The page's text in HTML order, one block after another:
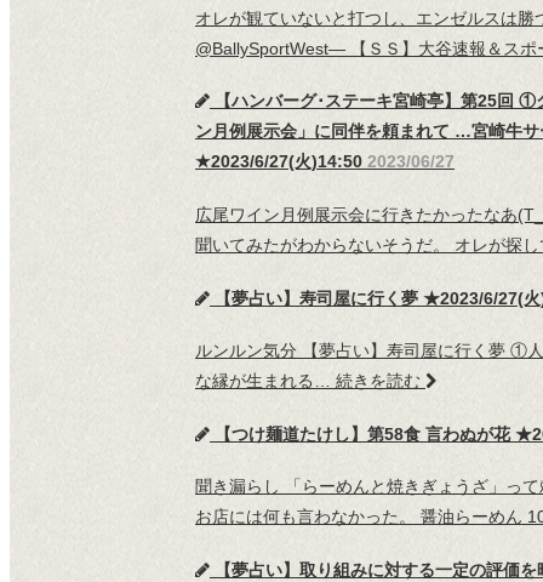
オレが観ていないと打つし、エンゼルスは
@BallySportWest— 【ＳＳ】大谷速報＆ス
【ハンバーグ･ステーキ宮崎亭】第25回
ン月例展示会」に同伴を頼まれて …宮崎牛
★2023/6/27(火)14:50 2023/06/27
広尾ワイン月例展示会に行きたかったなあ
聞いてみたがわからないそうだ。 オレが探
【夢占い】寿司屋に行く夢 ★2023/6/27(
ルンルン気分 【夢占い】寿司屋に行く夢 ①
な縁が生まれる… 続きを読む
【つけ麺道たけし】第58食 言わぬが花
聞き漏らし 「らーめんと焼きぎょうざ」っ
お店には何も言わなかった。 醤油らーめん
【夢占い】取り組みに対する一定の評価